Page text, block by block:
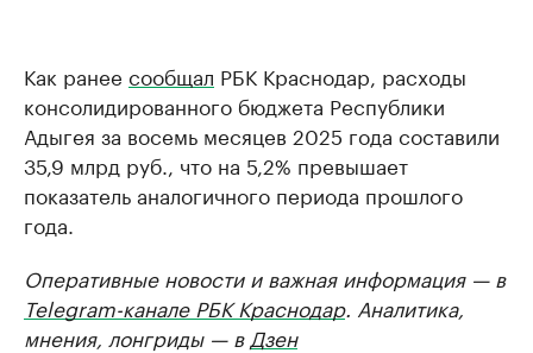
Как ранее сообщал РБК Краснодар, расходы
консолидированного бюджета Республики
Адыгея за восемь месяцев 2025 года составили
35,9 млрд руб., что на 5,2% превышает
показатель аналогичного периода прошлого
года.
Оперативные новости и важная информация — в
Telegram-канале РБК Краснодар. Аналитика,
мнения, лонгриды — в Дзен